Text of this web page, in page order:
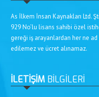
As İlkem İnsan Kaynakları Ltd.
929 No’lu lisans sahibi özel
gereği iş arayanlardan her ne
edilemez ve ücret alınamaz.
İLETİŞİM BİLGİLERİ